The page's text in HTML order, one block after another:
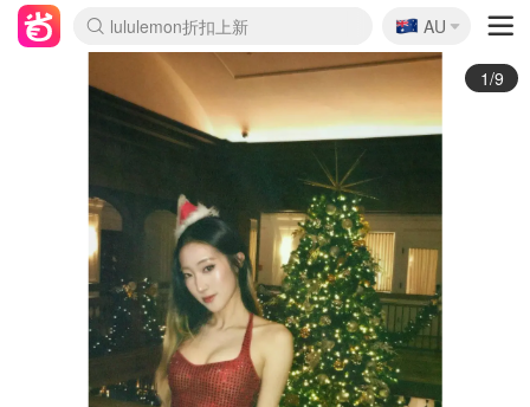
lululemon折扣上新
Sasa美妆护肤3.5折
SSENSE年中2.5折
FreshBeauty好价汇总
Cettire降价+叠9折
WWS Coles超市实拍
viagogo二手票捡漏
Myer超级周末
The Outnet奢牌1折起
David Jones 3折起
Flannels大牌1折
Perfumes Club护肤1折
AMIRO面罩$251
Amazon折扣汇总
eToro入金$200送$50
Amazon数码好物
ICONIC本周7.5折
ThedoubleF高奢地板价
Moose Knuckles 6折
丝芙兰5折起
EUFY摄像头$98
Selenichast首饰2折
Trip机票酒店促销
YSL送5件彩妆礼
Amazon家居好物
Amazon美妆护肤
雅漾大喷$8
过敏原检测盒$33
伊索独家赠50ml沐浴露
科颜氏高保湿面霜$29
SEALIFE海洋馆门票6折
丝塔芙大白罐$16
订阅Newsletter送香薰
Cult Beauty 6.8折
Harrods圣诞日历$525
LN-CC奢牌私促3折
d'Alba空姐喷雾$16
EVE LOM套装£56
Bernardelli独家4折
Adore Beauty 6折起
CT圣诞日历
Mytheresa奢品2.7折
Luxury Escapes 9折
Currentbody美容仪$881
MOON Garden Live
Roborock扫地机$649
Tingo Life水杯$24
Valentino官网5折
CR洗护套装$23
修丽可4件套$159
Myer彩妆2件7折
GANNI官网4.5折
Stylevana韩妆4折
Tessabit高奢8.5折
OGX洗发水$11
Amazon阿德莱德次日达
卡诗8.5折+赠礼
Philips Hue灯具8折
🇦🇺
AU
2/9